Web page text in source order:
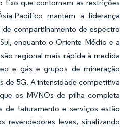
fixo que contornam as restrições
Pacífico mantém a liderança
compartilhamento de espectro
enquanto o Oriente Médio e a
regional mais rápida à medida
e gás e grupos de mineração
de 5G. A intensidade competitiva
os MVNOs de pilha completa
de faturamento e serviços estão
revendedores leves, sinalizando